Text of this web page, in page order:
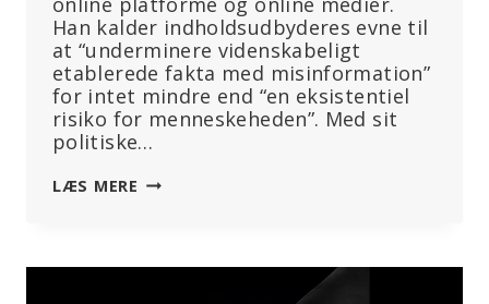
Han kalder indholdsudbyderes evne til
at “underminere videnskabeligt
etablerede fakta med misinformation”
for intet mindre end “en eksistentiel
risiko for menneskeheden”. Med sit
politiske…
LÆS MERE FN